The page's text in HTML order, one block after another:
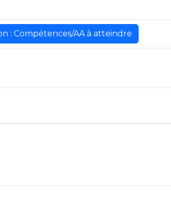
: Compétences/AA à atteindre